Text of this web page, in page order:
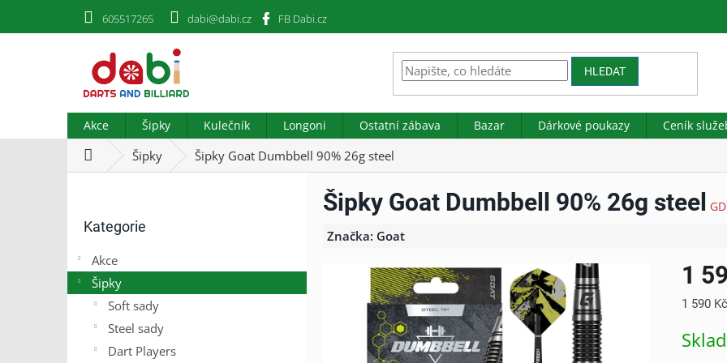
605517265 dabi@dabi.cz FB Dabi.cz
HLEDAT
Akce Šipky Kulečník Longoni Ostatní zábava Bazar Dárkové poukazy Ceník
DomůŠipky Šipky Goat Dumbbell 90% 26g steel
a
kategorie
Kategorie
Akce
Šipky
Soft sady
Steel sady
Dart Players
Šipky Goat Dumbbell 90% 26g steel
Značka: Goat
1
Měrná
1 590